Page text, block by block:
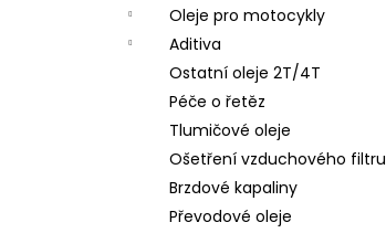
Oleje pro motocykly
Aditiva
Ostatní oleje 2T/4T
Péče o řetěz
Tlumičové oleje
Ošetření vzduchového filtru
Brzdové kapaliny
Převodové oleje